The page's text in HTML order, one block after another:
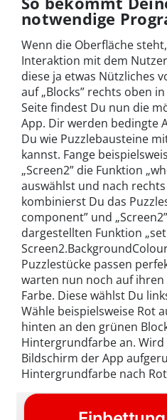
notwendige
Wenn die Oberfläche
Interaktion mit dem
diese ja etwas Nützliches
auf „Blocks” rechts oben
Seite findest Du nun die
App. Dir werden bedingte
Du wie Puzzlebausteine
kannst. Fange
„Screen2” die Funktion
auswählst und nach
kombinierst Du das
component” und
dargestellten Funktion „set
Puzzlestücke passen
warten nun noch auf
Farbe. Diese wählst Du
Wähle beispielsweise Rot
hinten an den grünen
Hintergrundfarbe an.
Bildschirm der App
Hintergrundfarbe nach